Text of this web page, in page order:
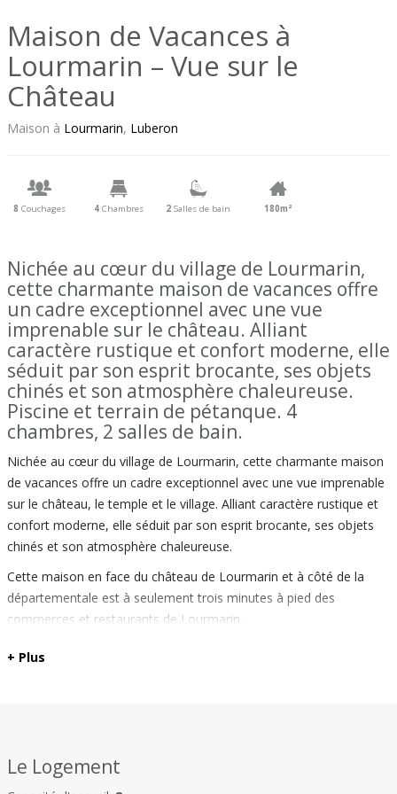
Maison de Vacances à
Lourmarin – Vue sur le
Château
Maison à Lourmarin, Luberon
8Couchages 4 Chambres 2 Salles de bain 180m²
Nichée au cœur du village de Lourmarin,
cette charmante maison de vacances offre
un cadre exceptionnel avec une vue
imprenable sur le château. Alliant
caractère rustique et confort moderne, elle
séduit par son esprit brocante, ses objets
chinés et son atmosphère chaleureuse.
Piscine et terrain de pétanque. 4
chambres, 2 salles de bain.
Nichée au cœur du village de Lourmarin, cette charmante maison
de vacances offre un cadre exceptionnel avec une vue imprenable
sur le château, le temple et le village. Alliant caractère rustique et
confort moderne, elle séduit par son esprit brocante, ses objets
chinés et son atmosphère chaleureuse.
Cette maison en face du château de Lourmarin et à côté de la
départementale est à seulement trois minutes à pied des
commerces et restaurants de Lourmarin.
un espace de travail, bureau et télévision. Son terrain de 3 000 m²,
Espaces de vie et agencement
+ Plus
Le Logement